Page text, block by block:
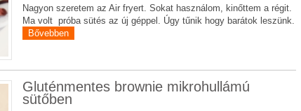
Nagyon szeretem az Air fryert. Sokat használom, kinőttem a régit.
Ma volt próba sütés az új géppel. Úgy tűnik hogy barátok leszünk.
Bővebben
Gluténmentes brownie mikrohullámú
sütőben